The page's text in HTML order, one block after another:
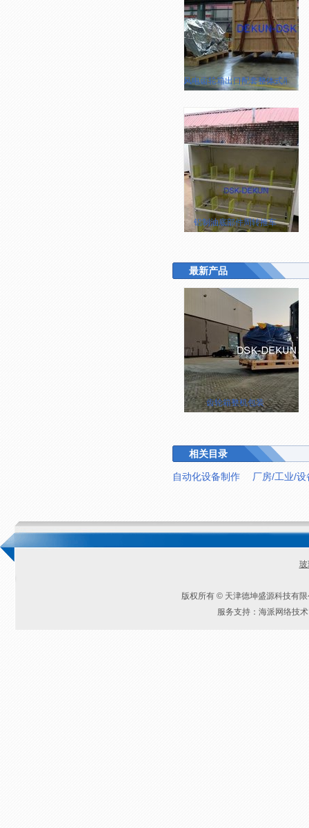
风电齿轮箱出口配套整体式吊装
铝制油底部件周转推车
最新产品
齿轮箱整机包装
相关目录
自动化设备制作 厂房/工业/
版权所有 © 天津德坤盛源科技有
服务支持：海派网络技